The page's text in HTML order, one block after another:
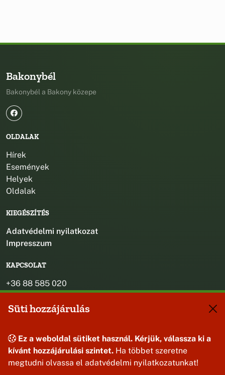
Bakonybél
Bakonybél a Bakony közepe
OLDALAK
Hírek
Események
Helyek
Oldalak
KIEGÉSZÍTÉS
Adatvédelmi nyilatkozat
Impresszum
KAPCSOLAT
+36 88 585 020
+36 30 442 8024
titkarsag@bakonybel.hu
8427 Bakonybél, Pápai u. 7.
Süti hozzájárulás
Ez a weboldal sütiket használ. Kérjük, válassza ki a
kívánt hozzájárulási szintet. Ha többet szeretne
megtudni olvassa el adatvédelmi nyilatkozatunkat!